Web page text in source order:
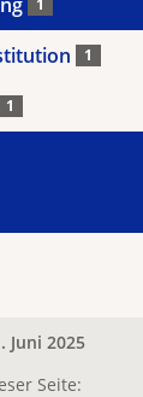
1
1
Juni 2025
Seite: